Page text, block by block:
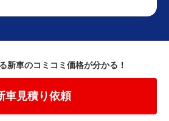
新車のコミコミ価格が分かる！
車見積り依頼